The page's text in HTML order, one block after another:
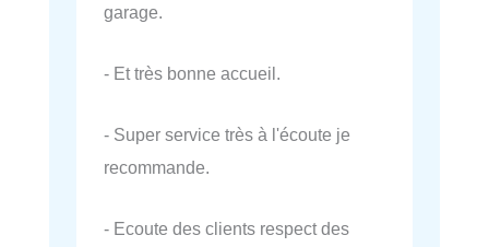
garage.
- Et très bonne accueil.
- Super service très à l'écoute je
recommande.
- Ecoute des clients respect des